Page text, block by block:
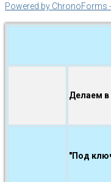
Powered by ChronoForms
Делаем в
"Под